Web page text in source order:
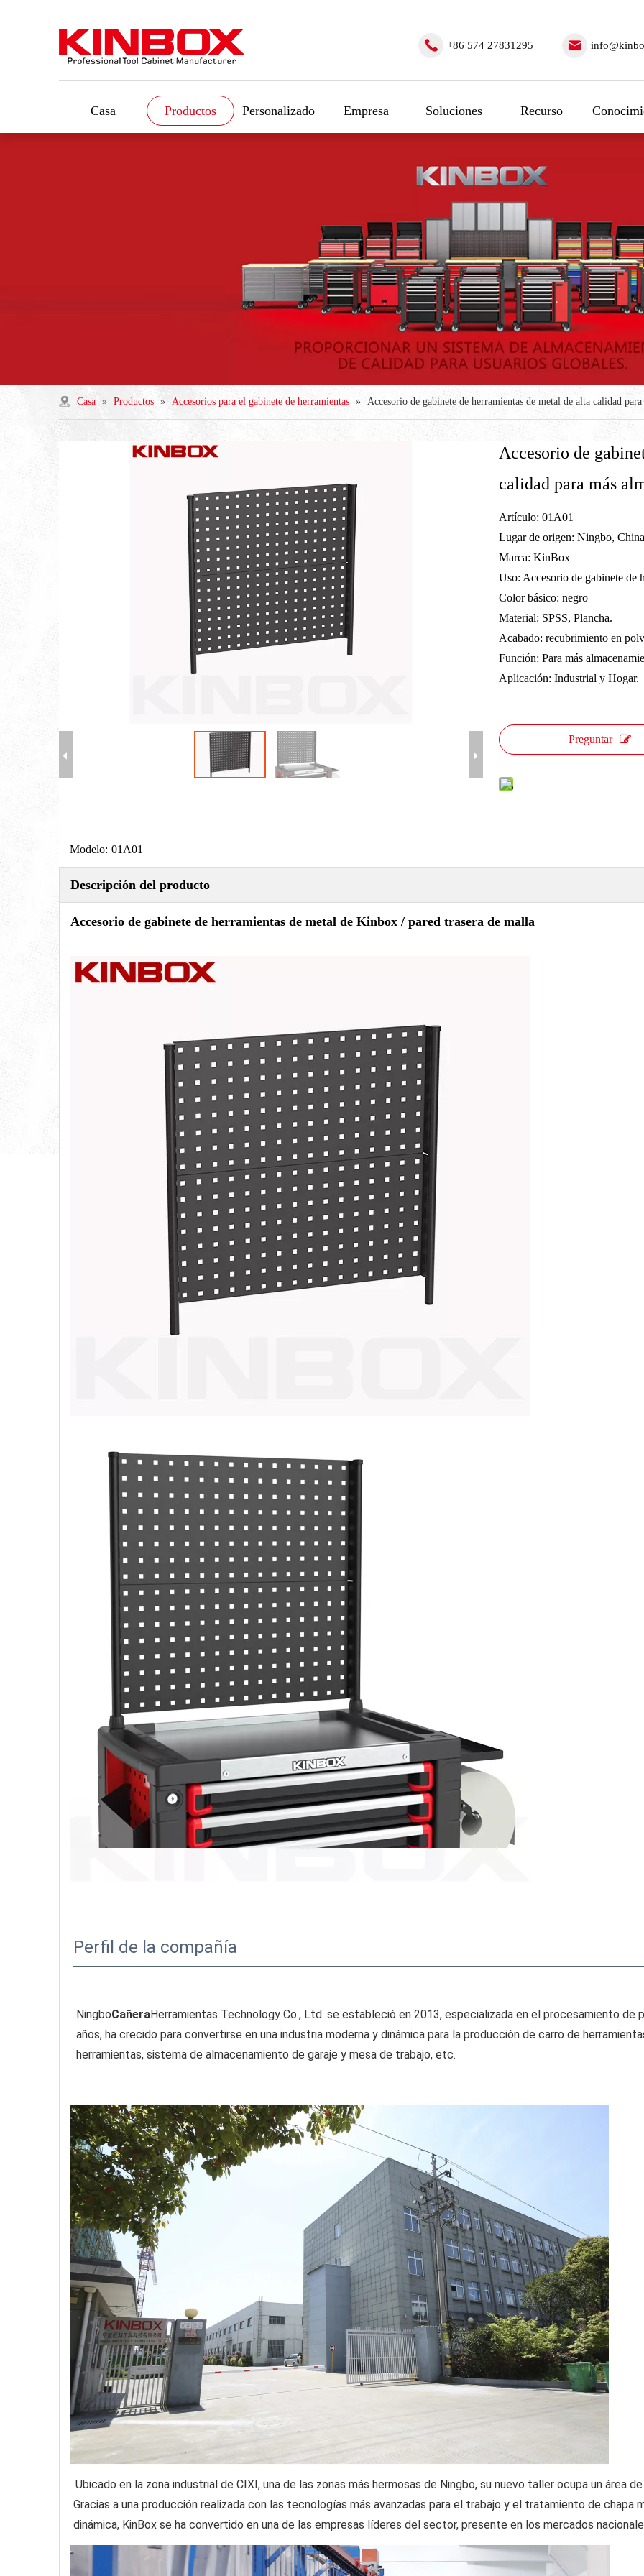
+86 574 27831295
Casa Productos Personalizado Empresa Soluciones Recurso
Casa » Productos » Accesorios para el gabinete de herramientas » Accesorio de gabinete de herramientas de metal de alta calidad
Accesorio de
calidad para más
Artículo: 01A01
Lugar de origen: Ningbo, China
Marca: KinBox
Uso: Accesorio de gabinete de
Color básico: negro
Material: SPSS, Plancha.
Acabado: recubrimiento en
Función: Para más
Aplicación: Industrial y Hogar.
Preguntar
Modelo: 01A01
Descripción del producto
Accesorio de gabinete de herramientas de metal de Kinbox / pared trasera de malla
Perfil de la compañía
NingboCañeraHerramientas Technology Co., Ltd. se estableció en 2013, especializada en el procesamiento de
años, ha crecido para convertirse en una industria moderna y dinámica para la producción de carro de
herramientas, sistema de almacenamiento de garaje y mesa de trabajo, etc.
Ubicado en la zona industrial de CIXI, una de las zonas más hermosas de Ningbo, su nuevo taller ocupa un área
Gracias a una producción realizada con las tecnologías más avanzadas para el trabajo y el tratamiento de chapa
dinámica, KinBox se ha convertido en una de las empresas líderes del sector, presente en los mercados